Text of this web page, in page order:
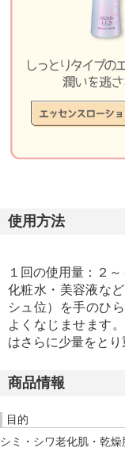
使用方法
１回の使用量：２～
化粧水・美容液な
シュ位）を手のひ
よくなじませます
はさらに少量をとり
商品情報
目的
シミ・シワ老化肌・乾